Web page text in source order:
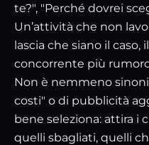
te?", "Perché dovrei
Un’attività che non
lascia che siano il caso,
concorrente più
Non è nemmeno
costi" o di pubblicità
bene seleziona: attira i
quelli sbagliati, quelli